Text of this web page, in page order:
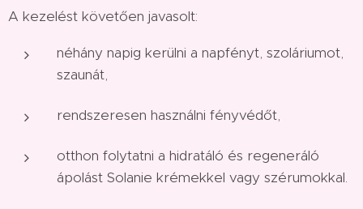
A kezelést követően javasolt:
néhány napig kerülni a napfényt, szoláriumot,
szaunát,
rendszeresen használni fényvédőt,
otthon folytatni a hidratáló és regeneráló
ápolást Solanie krémekkel vagy szérumokkal.